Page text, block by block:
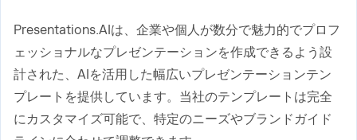
Presentations.AIは、企業や個人が数分で魅力的でプロフ
ェッショナルなプレゼンテーションを作成できるよう設
計された、AIを活用した幅広いプレゼンテーションテン
プレートを提供しています。当社のテンプレートは完全
にカスタマイズ可能で、特定のニーズやブランドガイド